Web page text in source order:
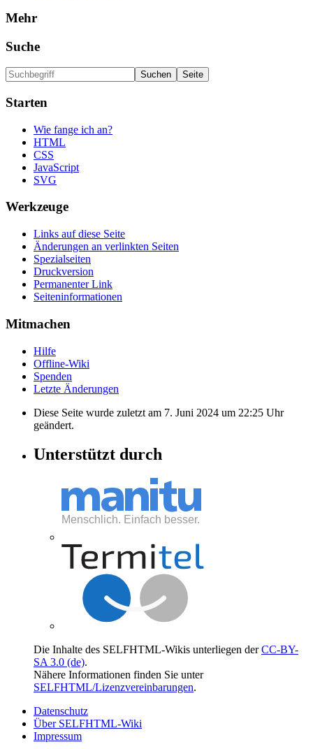
Mehr
Suche
Starten
Wie fange ich an?
HTML
CSS
JavaScript
SVG
Werkzeuge
Links auf diese Seite
Änderungen an verlinkten Seiten
Spezialseiten
Druckversion
Permanenter Link
Seiten­informationen
Mitmachen
Hilfe
Offline-Wiki
Spenden
Letzte Änderungen
Diese Seite wurde zuletzt am 7. Juni 2024 um 22:25 Uhr
geändert.
Unterstützt durch
Die Inhalte des SELFHTML-Wikis unterliegen derCC-BY-
SA 3.0 (de).
Nähere Informationen finden Sie unter
SELFHTML/Lizenzvereinbarungen.
Datenschutz
Über SELFHTML-Wiki
Impressum